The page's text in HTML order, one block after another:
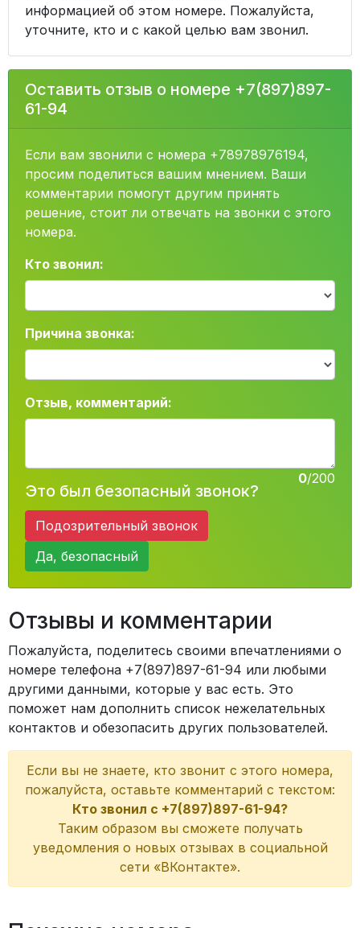
информацией об этом номере. Пожалуйста,
уточните, кто и с какой целью вам звонил.
Оставить отзыв о номере +7(897)897-
61-94
Если вам звонили с номера +78978976194,
просим поделиться вашим мнением. Ваши
комментарии помогут другим принять
решение, стоит ли отвечать на звонки с этого
номера.
Кто звонил:
Причина звонка:
Отзыв, комментарий:
0/200
Это был безопасный звонок?
Подозрительный звонок
Да, безопасный
Отзывы и комментарии
Пожалуйста, поделитесь своими впечатлениями о
номере телефона +7(897)897-61-94 или любыми
другими данными, которые у вас есть. Это
поможет нам дополнить список нежелательных
контактов и обезопасить других пользователей.
Если вы не знаете, кто звонит с этого номера,
пожалуйста, оставьте комментарий с текстом:
Кто звонил с +7(897)897-61-94?
Таким образом вы сможете получать
уведомления о новых отзывах в социальной
сети «ВКонтакте».